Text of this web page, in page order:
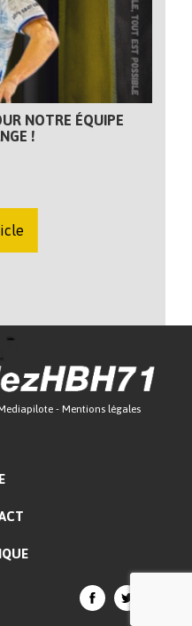
NOTRE ÉQUIPE
!
- Mentions légales